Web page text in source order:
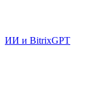
ИИ и BitrixGPT